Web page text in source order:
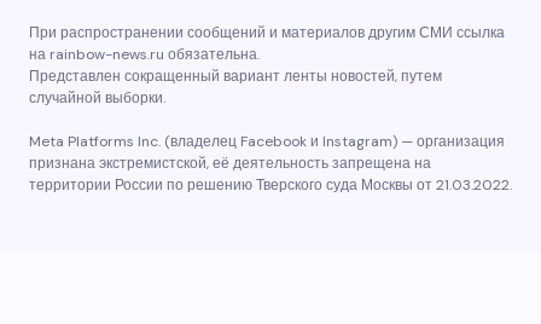
При распространении сообщений и материалов другим СМИ ссылка
на rainbow-news.ru обязательна.
Представлен сокращенный вариант ленты новостей, путем
случайной выборки.
Meta Platforms Inc. (владелец Facebook и Instagram) — организация
признана экстремистской, её деятельность запрещена на
территории России по решению Тверского суда Москвы от 21.03.2022.